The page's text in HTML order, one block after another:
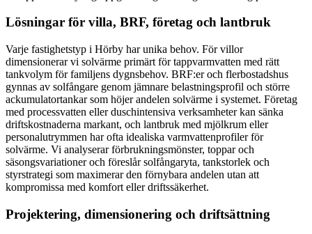
Lösningar för villa, BRF, företag och lantbruk
Varje fastighetstyp i Hörby har unika behov. För villor
dimensionerar vi solvärme primärt för tappvarmvatten med rätt
tankvolym för familjens dygnsbehov. BRF:er och flerbostadshus
gynnas av solfångare genom jämnare belastningsprofil och större
ackumulatortankar som höjer andelen solvärme i systemet. Företag
med processvatten eller duschintensiva verksamheter kan sänka
driftskostnaderna markant, och lantbruk med mjölkrum eller
personalutrymmen har ofta idealiska varmvattenprofiler för
solvärme. Vi analyserar förbrukningsmönster, toppar och
säsongsvariationer och föreslår solfångaryta, tankstorlek och
styrstrategi som maximerar den förnybara andelen utan att
kompromissa med komfort eller driftssäkerhet.
Projektering, dimensionering och driftsättning